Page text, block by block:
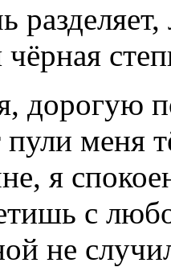
дорогую
пули
я
с
не